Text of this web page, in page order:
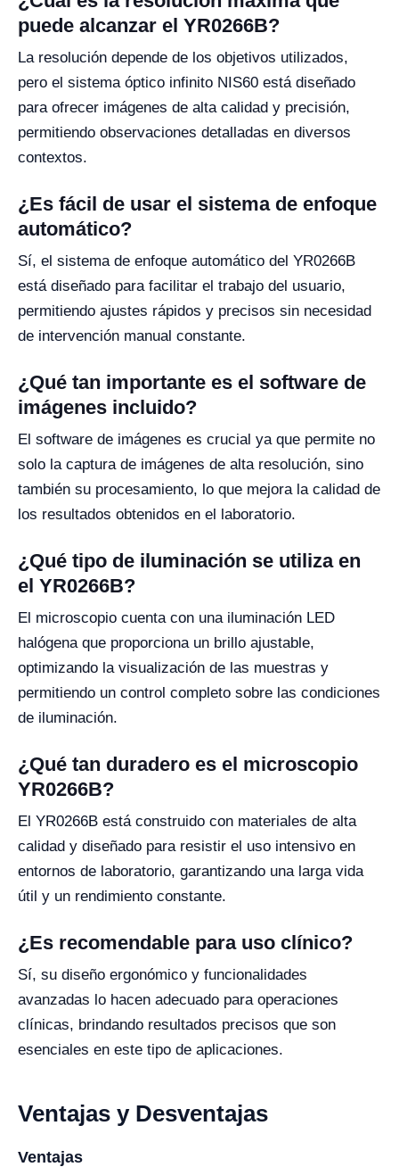
puede alcanzar el YR0266B?
La resolución depende de los objetivos utilizados,
pero el sistema óptico infinito NIS60 está diseñado
para ofrecer imágenes de alta calidad y precisión,
permitiendo observaciones detalladas en diversos
contextos.
¿Es fácil de usar el sistema de enfoque
automático?
Sí, el sistema de enfoque automático del YR0266B
está diseñado para facilitar el trabajo del usuario,
permitiendo ajustes rápidos y precisos sin necesidad
de intervención manual constante.
¿Qué tan importante es el software de
imágenes incluido?
El software de imágenes es crucial ya que permite no
solo la captura de imágenes de alta resolución, sino
también su procesamiento, lo que mejora la calidad de
los resultados obtenidos en el laboratorio.
¿Qué tipo de iluminación se utiliza en
el YR0266B?
El microscopio cuenta con una iluminación LED
halógena que proporciona un brillo ajustable,
optimizando la visualización de las muestras y
permitiendo un control completo sobre las condiciones
de iluminación.
¿Qué tan duradero es el microscopio
YR0266B?
El YR0266B está construido con materiales de alta
calidad y diseñado para resistir el uso intensivo en
entornos de laboratorio, garantizando una larga vida
útil y un rendimiento constante.
¿Es recomendable para uso clínico?
Sí, su diseño ergonómico y funcionalidades
avanzadas lo hacen adecuado para operaciones
clínicas, brindando resultados precisos que son
esenciales en este tipo de aplicaciones.
Ventajas y Desventajas
Ventajas